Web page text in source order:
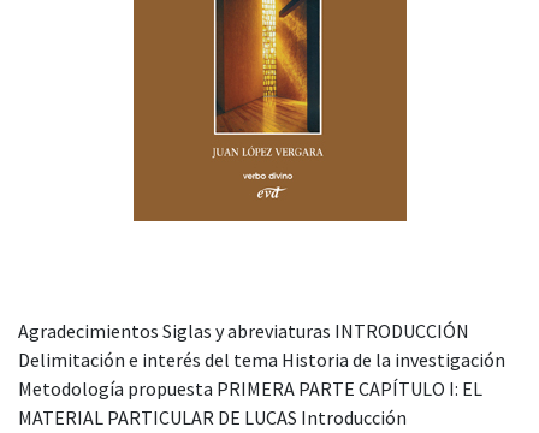
Agradecimientos Siglas y abreviaturas INTRODUCCIÓN
Delimitación e interés del tema Historia de la investigación
Metodología propuesta PRIMERA PARTE CAPÍTULO I: EL
MATERIAL PARTICULAR DE LUCAS Introducción